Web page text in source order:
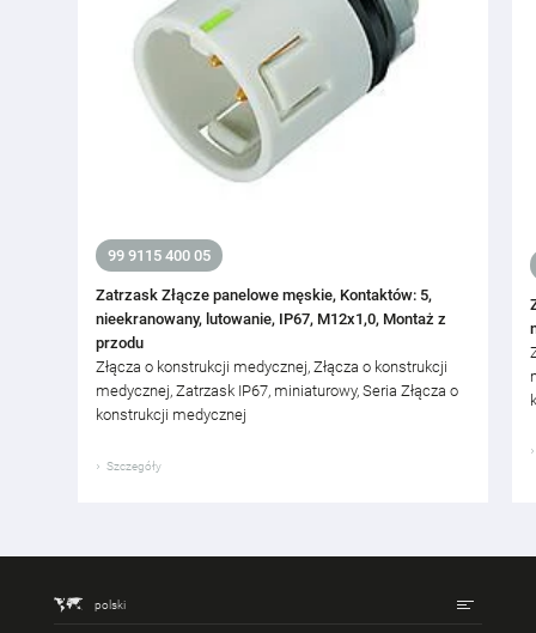
99 9115 400 05
Zatrzask Złącze panelowe męskie, Kontaktów: 5,
nieekranowany, lutowanie, IP67, M12x1,0, Montaż z
przodu
Złącza o konstrukcji medycznej, Złącza o konstrukcji
medycznej, Zatrzask IP67, miniaturowy, Seria Złącza o
konstrukcji medycznej
Szczegóły
polski